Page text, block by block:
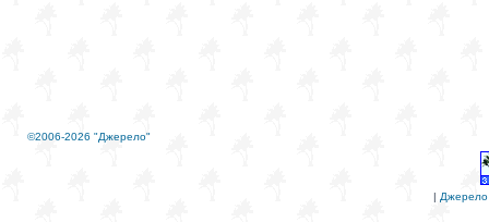
©2006-2026 "Джерело"
| Джерело